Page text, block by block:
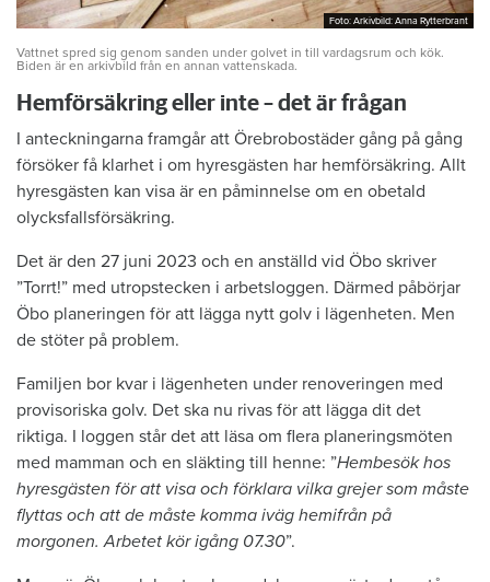
Foto: Arkivbild: Anna Rytterbrant
Foto: Arkivbild: Anna Rytterbrant
Vattnet spred sig genom sanden under golvet in till vardagsrum och kök.
Biden är en arkivbild från en annan vattenskada.
Hemförsäkring eller inte – det är frågan
I anteckningarna framgår att Örebrobostäder gång på gång
försöker få klarhet i om hyresgästen har hemförsäkring. Allt
hyresgästen kan visa är en påminnelse om en obetald
olycksfallsförsäkring.
Det är den 27 juni 2023 och en anställd vid Öbo skriver
”Torrt!” med utropstecken i arbetsloggen. Därmed påbörjar
Öbo planeringen för att lägga nytt golv i lägenheten. Men
de stöter på problem.
Familjen bor kvar i lägenheten under renoveringen med
provisoriska golv. Det ska nu rivas för att lägga dit det
riktiga. I loggen står det att läsa om flera planeringsmöten
med mamman och en släkting till henne: ”Hembesök hos
hyresgästen för att visa och förklara vilka grejer som måste
flyttas och att de måste komma iväg hemifrån på
morgonen. Arbetet kör igång 07.30”.